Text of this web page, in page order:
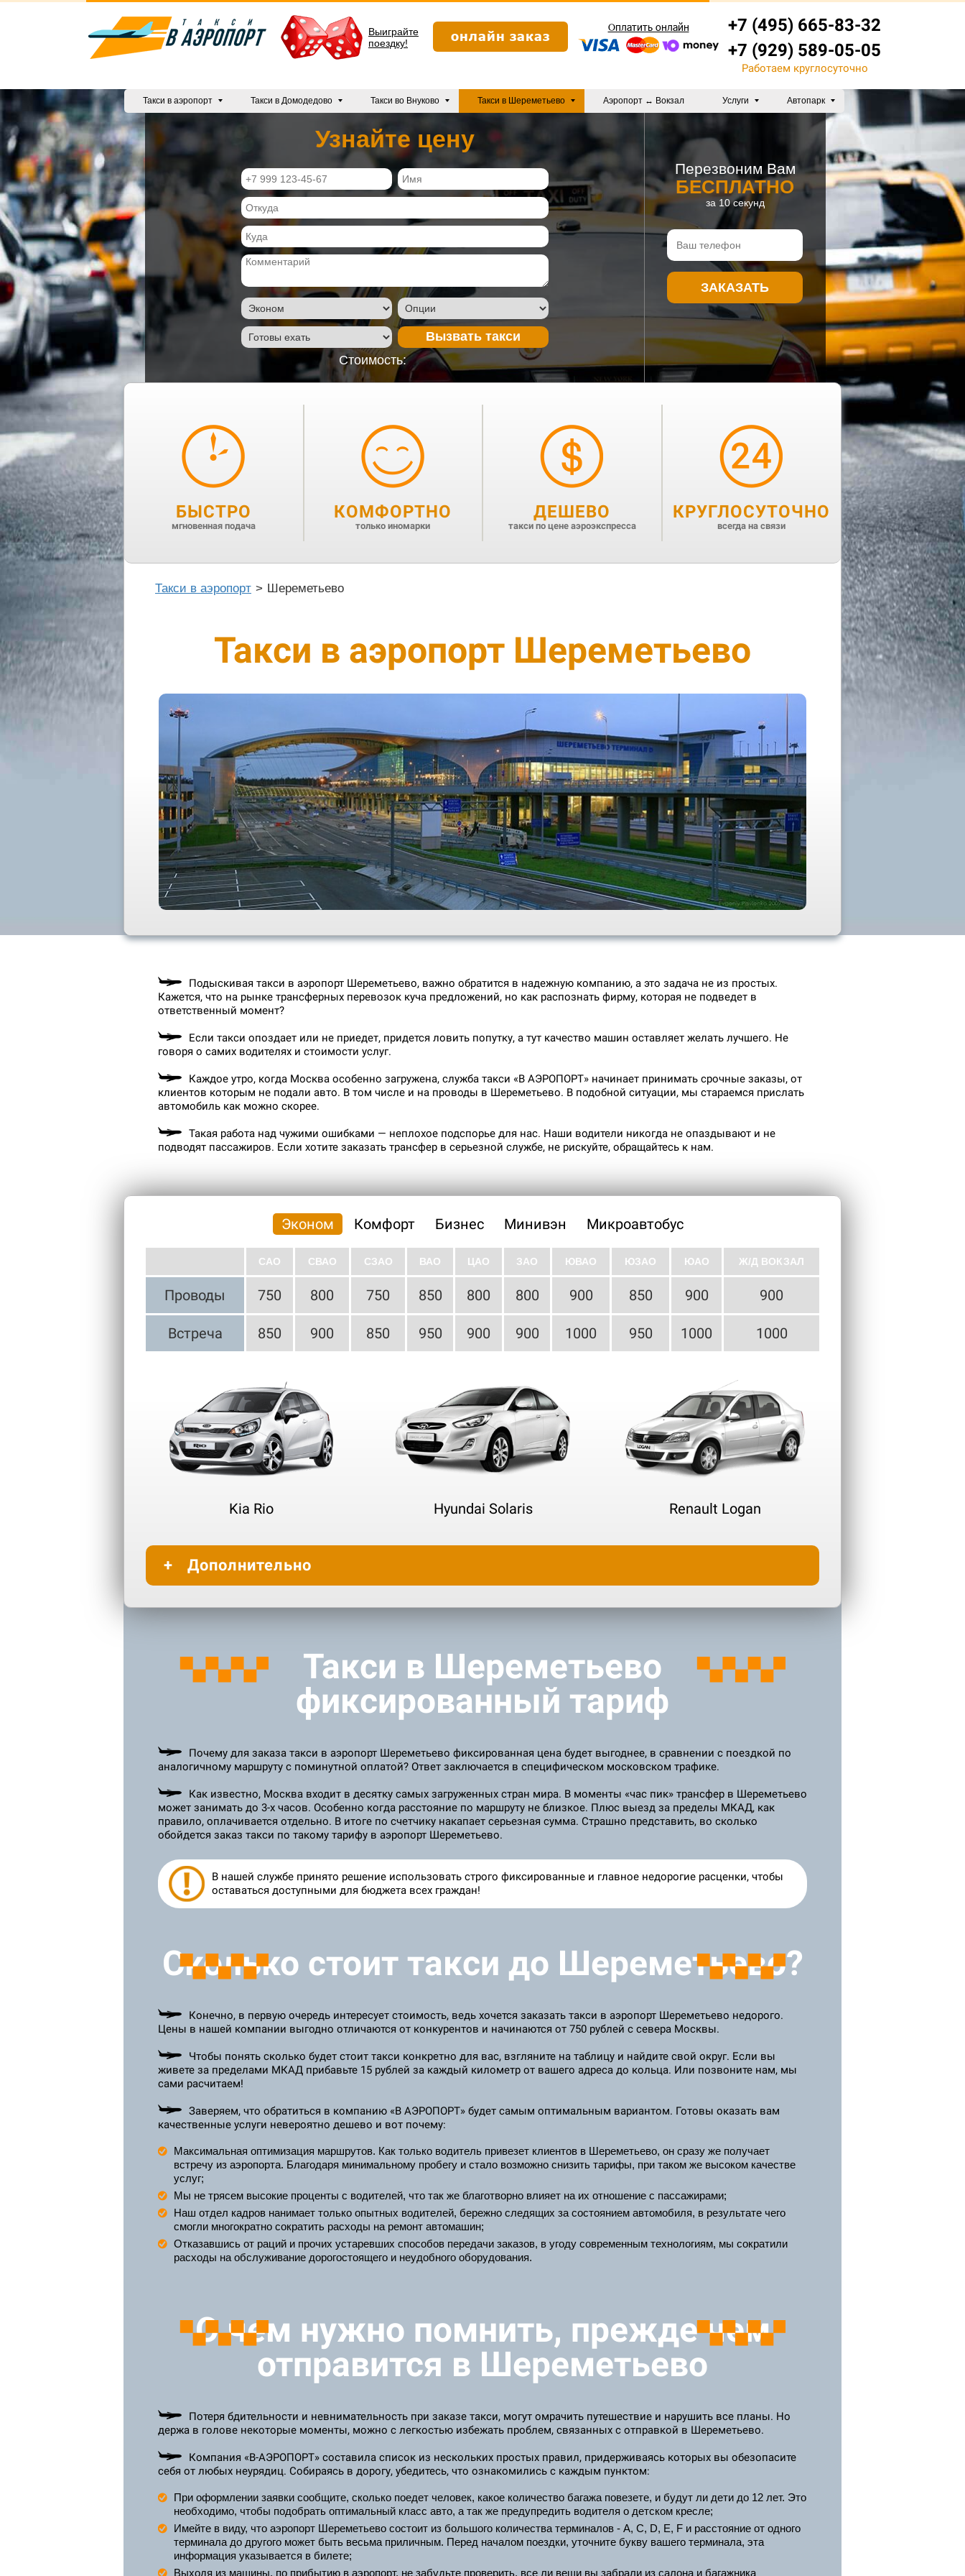
Выиграйте
поездку!
онлайн заказ
Оплатить онлайн
+7 (495) 665-83-32
+7 (929) 589-05-05
Работаем круглосуточно
Такси в аэропорт Такси в Домодедово Такси во Внуково Такси в Шереметьево Аэропорт ↔ Вокзал Услуги Автопарк
Узнайте цену
Вызвать такси
Стоимость:
Перезвоним Вам
БЕСПЛАТНО
за 10 секунд
ЗАКАЗАТЬ
БЫСТРО
мгновенная подача
КОМФОРТНО
только иномарки
ДЕШЕВО
такси по цене аэроэкспресса
КРУГЛОСУТОЧНО
всегда на связи
Такси в аэропорт > Шереметьево
Такси в аэропорт Шереметьево
Подыскивая такси в аэропорт Шереметьево, важно обратится в надежную компанию, а это задача не из простых.
Кажется, что на рынке трансферных перевозок куча предложений, но как распознать фирму, которая не подведет в
ответственный момент?
Если такси опоздает или не приедет, придется ловить попутку, а тут качество машин оставляет желать лучшего. Не
говоря о самих водителях и стоимости услуг.
Каждое утро, когда Москва особенно загружена, служба такси «В АЭРОПОРТ» начинает принимать срочные заказы, от
клиентов которым не подали авто. В том числе и на проводы в Шереметьево. В подобной ситуации, мы стараемся прислать
автомобиль как можно скорее.
Такая работа над чужими ошибками — неплохое подспорье для нас. Наши водители никогда не опаздывают и не
подводят пассажиров. Если хотите заказать трансфер в серьезной службе, не рискуйте, обращайтесь к нам.
Эконом Комфорт Бизнес Минивэн Микроавтобус
САО СВАО СЗАО ВАО ЦАО ЗАО ЮВАО ЮЗАО ЮАО Ж/Д ВОКЗАЛ
Проводы 750 800 750 850 800 800 900 850 900 900
Встреча 850 900 850 950 900 900 1000 950 1000 1000
Kia Rio Hyundai Solaris Renault Logan
Дополнительно
Такси в Шереметьево
фиксированный тариф
Почему для заказа такси в аэропорт Шереметьево фиксированная цена будет выгоднее, в сравнении с поездкой по
аналогичному маршруту с поминутной оплатой? Ответ заключается в специфическом московском трафике.
Как известно, Москва входит в десятку самых загруженных стран мира. В моменты «час пик» трансфер в Шереметьево
может занимать до 3-х часов. Особенно когда расстояние по маршруту не близкое. Плюс выезд за пределы МКАД, как
правило, оплачивается отдельно. В итоге по счетчику накапает серьезная сумма. Страшно представить, во сколько
обойдется заказ такси по такому тарифу в аэропорт Шереметьево.
В нашей службе принято решение использовать строго фиксированные и главное недорогие расценки, чтобы
оставаться доступными для бюджета всех граждан!
Сколько стоит такси до Шереметьево?
Конечно, в первую очередь интересует стоимость, ведь хочется заказать такси в аэропорт Шереметьево недорого.
Цены в нашей компании выгодно отличаются от конкурентов и начинаются от 750 рублей с севера Москвы.
Чтобы понять сколько будет стоит такси конкретно для вас, взгляните на таблицу и найдите свой округ. Если вы
живете за пределами МКАД прибавьте 15 рублей за каждый километр от вашего адреса до кольца. Или позвоните нам, мы
сами расчитаем!
Заверяем, что обратиться в компанию «В АЭРОПОРТ» будет самым оптимальным вариантом. Готовы оказать вам
качественные услуги невероятно дешево и вот почему:
Максимальная оптимизация маршрутов. Как только водитель привезет клиентов в Шереметьево, он сразу же получает
встречу из аэропорта. Благодаря минимальному пробегу и стало возможно снизить тарифы, при таком же высоком качестве
услуг;
Мы не трясем высокие проценты с водителей, что так же благотворно влияет на их отношение с пассажирами;
Наш отдел кадров нанимает только опытных водителей, бережно следящих за состоянием автомобиля, в результате чего
смогли многократно сократить расходы на ремонт автомашин;
Отказавшись от раций и прочих устаревших способов передачи заказов, в угоду современным технологиям, мы сократили
расходы на обслуживание дорогостоящего и неудобного оборудования.
О чем нужно помнить, прежде чем
отправится в Шереметьево
Потеря бдительности и невнимательность при заказе такси, могут омрачить путешествие и нарушить все планы. Но
держа в голове некоторые моменты, можно с легкостью избежать проблем, связанных с отправкой в Шереметьево.
Компания «В-АЭРОПОРТ» составила список из нескольких простых правил, придерживаясь которых вы обезопасите
себя от любых неурядиц. Собираясь в дорогу, убедитесь, что ознакомились с каждым пунктом:
При оформлении заявки сообщите, сколько поедет человек, какое количество багажа повезете, и будут ли дети до 12 лет. Это
необходимо, чтобы подобрать оптимальный класс авто, а так же предупредить водителя о детском кресле;
Имейте в виду, что аэропорт Шереметьево состоит из большого количества терминалов - A, C, D, E, F и расстояние от одного
терминала до другого может быть весьма приличным. Перед началом поездки, уточните букву вашего терминала, эта
информация указывается в билете;
Выходя из машины, по прибытию в аэропорт, не забудьте проверить, все ли вещи вы забрали из салона и багажника